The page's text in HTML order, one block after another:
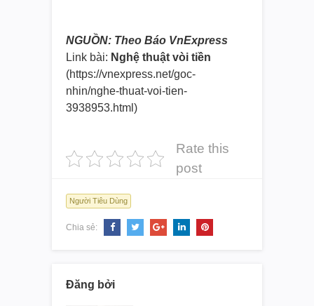
NGUỒN: Theo Báo VnExpress
Link bài: Nghệ thuật vòi tiền
(https://vnexpress.net/goc-
nhin/nghe-thuat-voi-tien-
3938953.html)
Rate this
post
Người Tiêu Dùng
Chia sẻ:
Đăng bởi